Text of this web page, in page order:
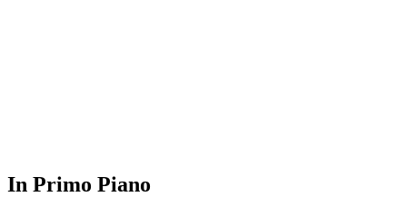
In Primo Piano